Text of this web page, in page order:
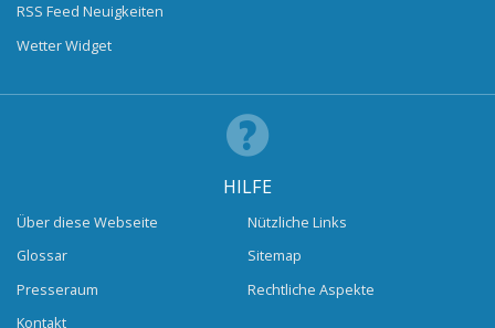
RSS Feed Neuigkeiten
Wetter Widget
HILFE
Über diese Webseite
Glossar
Presseraum
Kontakt
Nützliche Links
Sitemap
Rechtliche Aspekte